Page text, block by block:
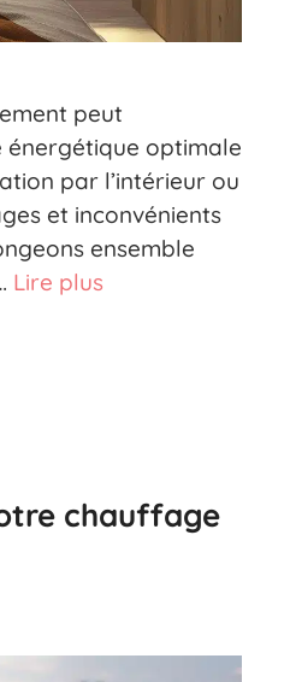
peut
optimale
par l’intérieur ou
et inconvénients
ensemble
Lire plus
chauffage